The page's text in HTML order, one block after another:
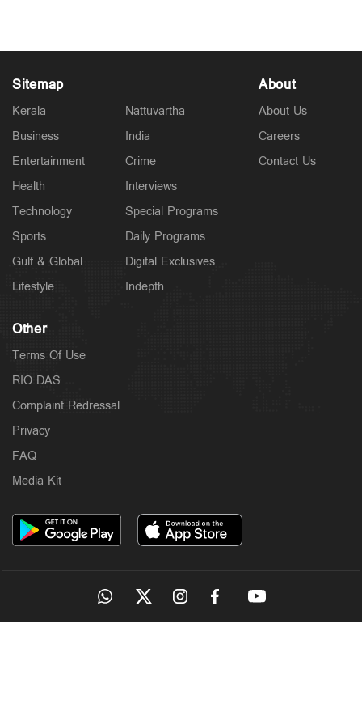
Sitemap
Kerala
Business
Entertainment
Health
Technology
Sports
Gulf & Global
Lifestyle
Nattuvartha
India
Crime
Interviews
Special Programs
Daily Programs
Digital Exclusives
Indepth
About
About Us
Careers
Contact Us
Other
Terms Of Use
RIO DAS
Complaint Redressal
Privacy
FAQ
Media Kit